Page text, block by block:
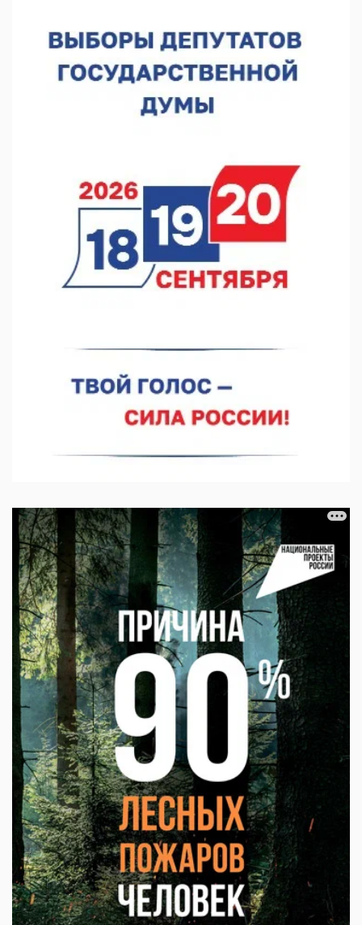
В Нижнем Новгороде прошло совещание Росгвардии
покраской телебашни
07.08.2026 11:20
В автобусах Арзамаса устанавливают терминалы оплаты
07.08.2026 11:03